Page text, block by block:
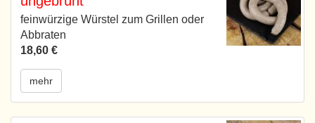
feinwürzige Würstel zum Grillen oder
Abbraten
18,60 €
mehr